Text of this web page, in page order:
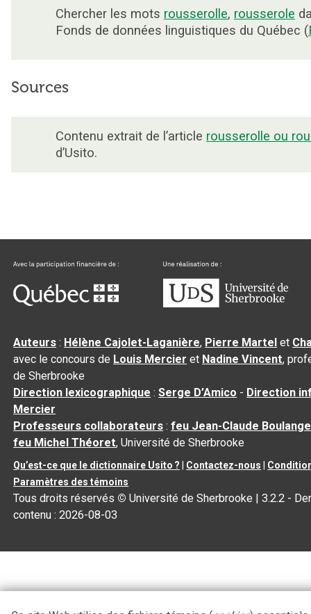
Chercher les mots rousserolle, rousserole
Fonds de données linguistiques du Québec (
Sources
Contenu extrait de l’article rousserolle ou
d’Usito.
Auteurs : Hélène Cajolet-Laganière, Pierre Martel et
avec le concours de Louis Mercier et Nadine Vincent,
de Sherbrooke
Direction lexicographique :Serge D’Amico - Direction
Mercier
Professeurs collaborateurs :feu Jean-Claude
feu Michel Théoret, Université de Sherbrooke
Qu’est-ce que le dictionnaire Usito ? Contactez-nous
Paramètres des témoins
Tous droits réservés © Université de Sherbrooke |3.2.2 -
contenu :2026-08-03